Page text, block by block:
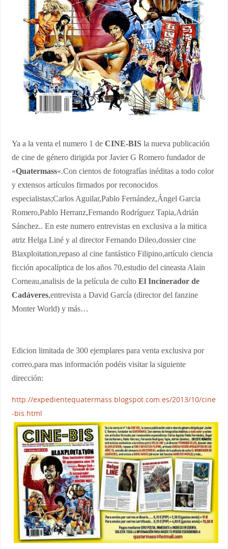
Ya a la venta el numero 1 deCINE-BISla nueva publicación
de cine de género dirigida por Javier G Romero fundador de
«Quatermass«.Con cientos de fotografías inéditas a todo color
y extensos artículos firmados por reconocidos
especialistas;Carlos Aguilar,Pablo Fernández,Ángel Garcia
Romero,Pablo Herranz,Fernando Rodríguez Tapia,Adrián
Sánchez.. En este numero entrevistas en exclusiva a la mitica
atriz Helga Liné y al director Fernando Dileo,dossier cine
Blaxploitation,repaso al cine fantástico Filipino,artículo ciencia
ficción apocalíptica de los años 70,estudio del cineasta Alain
Corneau,analisis de la película de cultoEl Incinerador de
Cadáveres,entrevista a David García (director del fanzine
Monter World) y más…
Edicion limitada de 300 ejemplares para venta exclusiva por
correo,para mas información podéis visitar la siguiente
dirección:
http://expedientequatermass.blogspot.com.es/2013/10/cine
-bis.html